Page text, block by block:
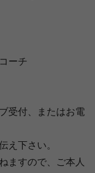
ーチ
受付、またはお電
え下さい。
ますので、ご本人